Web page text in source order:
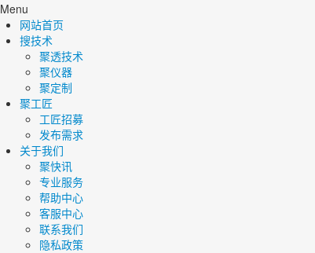
Menu
网站首页
搜技术
聚透技术
聚仪器
聚定制
聚工匠
工匠招募
发布需求
关于我们
聚快讯
专业服务
帮助中心
客服中心
联系我们
隐私政策